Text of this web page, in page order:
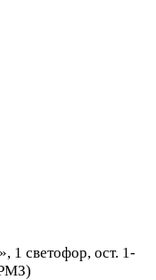
1 светофор, ост. 1-